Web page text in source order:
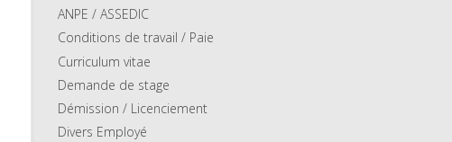
ANPE / ASSEDIC
Conditions de travail / Paie
Curriculum vitae
Demande de stage
Démission / Licenciement
Divers Employé